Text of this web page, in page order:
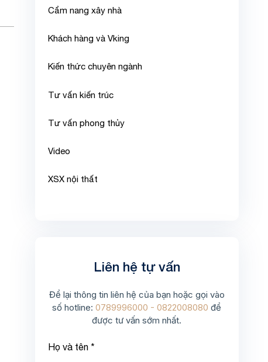
Cẩm nang xây nhà
Khách hàng và Vking
Kiến thức chuyên ngành
Tư vấn kiến trúc
Tư vấn phong thủy
Video
XSX nội thất
Liên hệ tự vấn
Để lại thông tin liên hệ của bạn hoặc gọi vào
số hotline:0789996000 - 0822008080để
được tư vấn sớm nhất.
Họ và tên *